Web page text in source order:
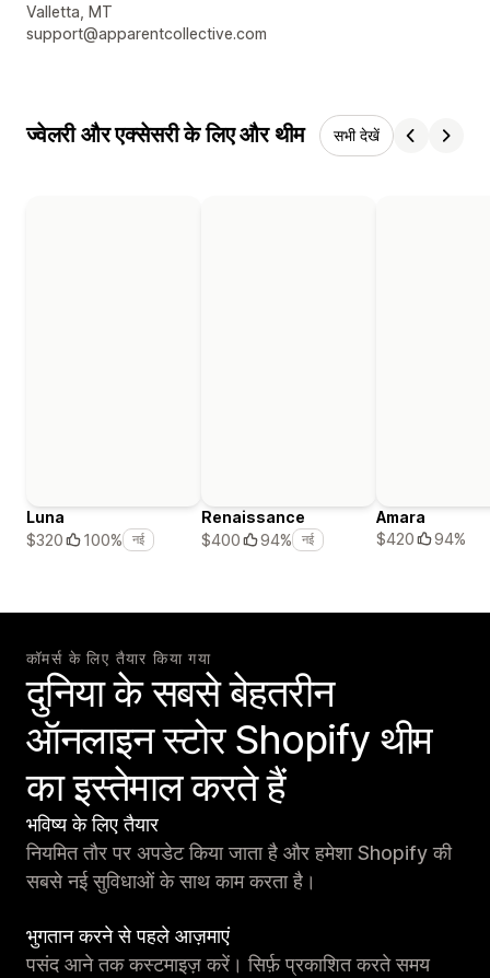
डिज़ाइनर के संपर्क की जानकारी
Valletta, MT
support@apparentcollective.com
ज्वेलरी और एक्सेसरी के लिए और थीम सभी देखें
Luna
$320
100% नई
Renaissance
$400
94% नई
Amara
$420
94%
कॉमर्स के लिए तैयार किया गया
दुनिया के सबसे बेहतरीन
ऑनलाइन स्टोर Shopify थीम
का इस्तेमाल करते हैं
भविष्य के लिए तैयार
नियमित तौर पर अपडेट किया जाता है और हमेशा Shopify की
सबसे नई सुविधाओं के साथ काम करता है।
भुगतान करने से पहले आज़माएं
पसंद आने तक कस्टमाइज़ करें। सिर्फ़ प्रकाशित करते समय